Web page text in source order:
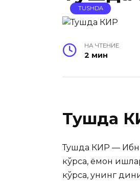
TUSHDA
НА ЧТЕНИЕ
2 мин
Тушда
Тушда КИР — Ибн
кўрса, ёмон
кўрса, унинг